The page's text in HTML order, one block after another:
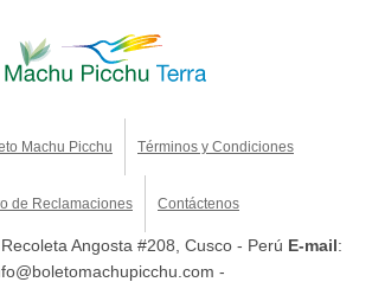
Machu Picchu Términos y Condiciones
de Reclamaciones Contáctenos
Angosta #208, Cusco - Perú E-mail:
-